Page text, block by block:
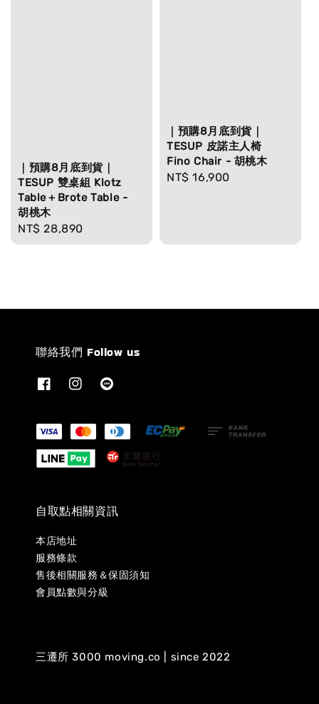
｜預購8月底到貨｜
TESUP 雙桌組 Klotz
Table＋Brote Table -
胡桃木
Regular
price
NT$ 28,890
｜預購8月底到貨｜
TESUP 皮諾主人椅
Fino Chair - 胡桃木
Regular
NT$ 16,900
聯絡我們 Follow us
自取點相關資訊
本店地址
服務條款
售後相關服務＆保固須知
會員點數與分級
三遷所 3000 moving.co | since 2022